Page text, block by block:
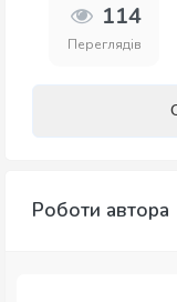
114
Переглядів
Роботи автора